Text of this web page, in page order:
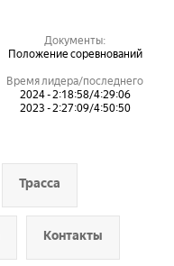
Документы:
Положение соревнований
Время лидера/последнего
2024 - 2:18:58/4:29:06
2023 - 2:27:09/4:50:50
Трасса
Контакты